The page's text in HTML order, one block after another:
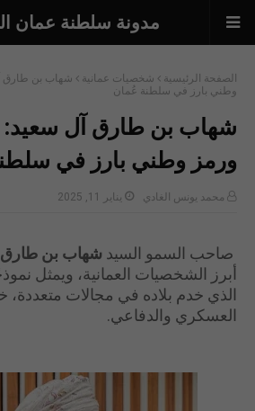
مدونة سلطنة عمان
الصفحة الرئيسية شخصيات عمانية
شهاب بن طارق
وطني بارز في سلطنة عُمان
شهاب بن طارق آل سعيد:
ورمز وطني بارز في
محمد يونس الغادي يناير 11, 2025
صاحب السمو السيد شهاب بن طارق
أبرز الشخصيات العمانية، ويمثل
الذي خدم بلاده في مجالات
العسكري والدفاعي.